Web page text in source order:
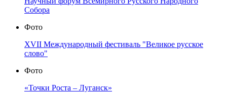
Собора
Фото
XVII Международный фестиваль "Великое русское
слово"
Фото
«Точки Роста – Луганск»